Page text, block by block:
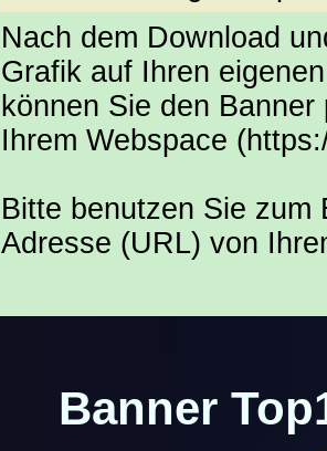
Nach dem Download
Grafik auf Ihren
können Sie den
Ihrem Webspace
Bitte benutzen Sie zum
Adresse (URL) von
Banner